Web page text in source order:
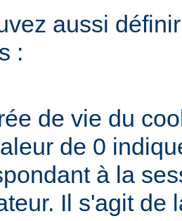
aussi
:
de vie du
de 0
à la
Il s'agit de